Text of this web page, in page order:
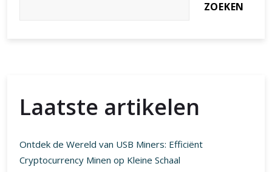
ZOEKEN
Laatste artikelen
Ontdek de Wereld van USB Miners: Efficiënt
Cryptocurrency Minen op Kleine Schaal